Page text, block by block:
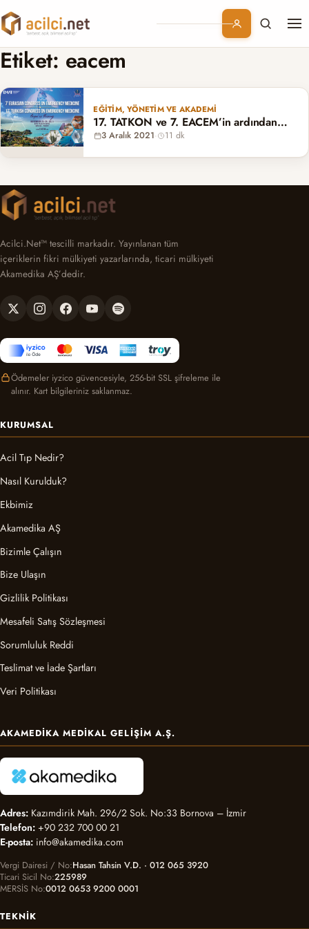
Branşlar
Konular
Kurumsal
Etiket: eacem
EĞITIM, YÖNETIM VE AKADEMI
17. TATKON ve 7. EACEM’in ardından…
3 Aralık 2021· 11 dk
Acilci.Net™ tescilli markadır. Yayınlanan tüm
içeriklerin fikri mülkiyeti yazarlarında, ticari mülkiyeti
Akamedika AŞ’dedir.
Ödemeler iyzico güvencesiyle, 256-bit SSL şifreleme ile
alınır. Kart bilgileriniz saklanmaz.
KURUMSAL
Acil Tıp Nedir?
Nasıl Kurulduk?
Ekbimiz
Akamedika AŞ
Bizimle Çalışın
Bize Ulaşın
Gizlilik Politikası
Mesafeli Satış Sözleşmesi
Sorumluluk Reddi
Teslimat ve İade Şartları
Veri Politikası
AKAMEDIKA MEDIKAL GELIŞIM A.Ş.
Adres: Kazımdirik Mah. 296/2 Sok. No:33 Bornova – İzmir
Telefon: +90 232 700 00 21
E-posta: info@akamedika.com
Vergi Dairesi / No Hasan Tahsin V.D. · 012 065 3920
Ticari Sicil No 225989
MERSİS No 0012 0653 9200 0001
TEKNIK